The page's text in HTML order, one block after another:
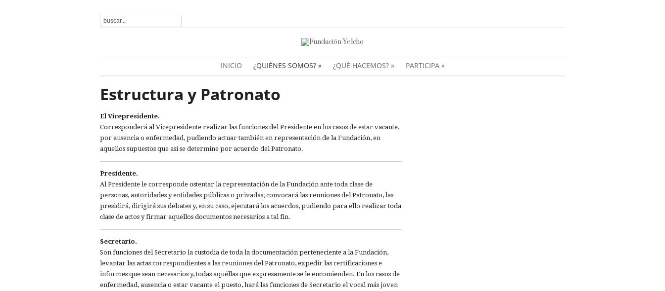
INICIO ¿QUIÉNES SOMOS?» ¿QUÉ HACEMOS?» PARTICIPA»
Estructura y Patronato
El Vicepresidente.
Corresponderá al Vicepresidente realizar las funciones del Presidente en los casos de estar vacante,
por ausencia o enfermedad, pudiendo actuar también en representación de la Fundación, en
aquellos supuestos que así se determine por acuerdo del Patronato.
Presidente.
Al Presidente le corresponde ostentar la representación de la Fundación ante toda clase de
personas, autoridades y entidades públicas o privadas; convocará las reuniones del Patronato, las
presidirá, dirigirá sus debates y, en su caso, ejecutará los acuerdos, pudiendo para ello realizar toda
clase de actos y firmar aquellos documentos necesarios a tal fin.
Secretario.
Son funciones del Secretario la custodia de toda la documentación perteneciente a la Fundación,
levantar las actas correspondientes a las reuniones del Patronato, expedir las certificaciones e
informes que sean necesarios y, todas aquéllas que expresamente se le encomienden. En los casos de
enfermedad, ausencia o estar vacante el puesto, hará las funciones de Secretario el vocal más joven